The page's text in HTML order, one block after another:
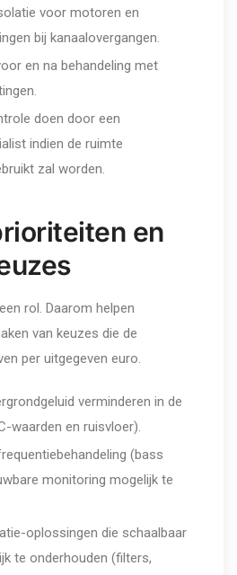
voor motoren en
bij kanaalovergangen.
en na behandeling met
doen door een
indien de ruimte
zal worden.
en
rol. Daarom helpen
van keuzes die de
per uitgegeven euro.
verminderen in de
waarden en ruisvloer).
(bass
monitoring mogelijk te
oplossingen die schaalbaar
te onderhouden (filters,